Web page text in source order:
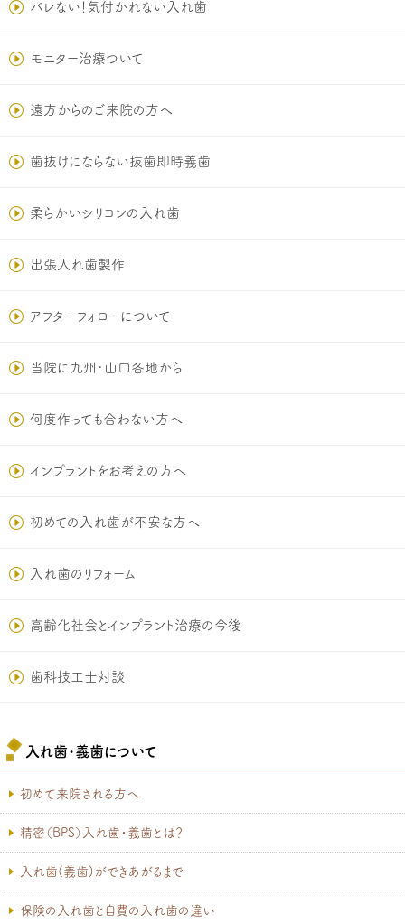
バレない！気付かれない入れ歯
モニター治療ついて
遠方からのご来院の方へ
歯抜けにならない抜歯即時義歯
柔らかいシリコンの入れ歯
出張入れ歯製作
アフターフォローについて
当院に九州･山口各地から
何度作っても合わない方へ
インプラントをお考えの方へ
初めての入れ歯が不安な方へ
入れ歯のリフォーム
高齢化社会とインプラント治療の今後
歯科技工士対談
入れ歯･義歯について
初めて来院される方へ
精密（BPS）入れ歯・義歯とは？
入れ歯(義歯)ができあがるまで
保険の入れ歯と自費の入れ歯の違い